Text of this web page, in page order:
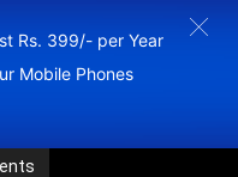
Rs. 399/- per Year
Mobile Phones